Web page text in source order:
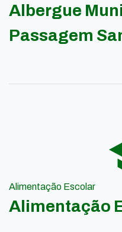
Albergue
Passagem
Alimentação Escolar
Alimentação